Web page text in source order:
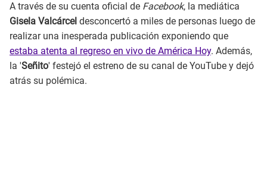
A través de su cuenta oficial de Facebook, la mediática
Gisela Valcárcel desconcertó a miles de personas luego de
realizar una inesperada publicación exponiendo que
estaba atenta al regreso en vivo de América Hoy. Además,
la 'Señito' festejó el estreno de su canal de YouTube y dejó
atrás su polémica.